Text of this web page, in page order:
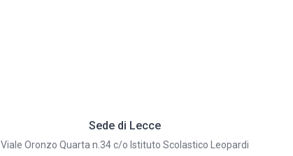
Sede di Lecce
Viale Oronzo Quarta n.34 c/o Istituto Scolastico Leopardi